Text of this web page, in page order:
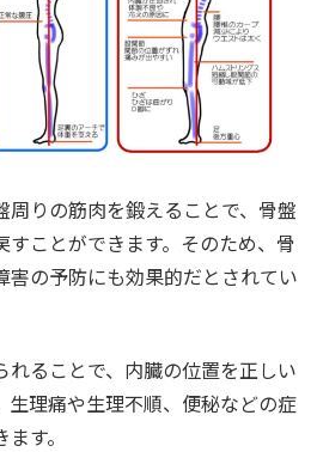
周りの筋肉を鍛えることで、骨盤
すことができます。そのため、骨
害の予防にも効果的だとされてい
れることで、内臓の位置を正しい
生理痛や生理不順、便秘などの症
す。